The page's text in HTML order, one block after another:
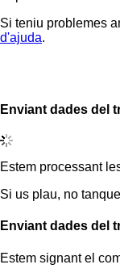
Si teniu problemes
d'ajuda.
Enviant dades del
Estem processant
Si us plau, no
Enviant dades del
Estem signant el